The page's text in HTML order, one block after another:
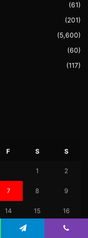
(61)
(201)
(5,600)
(60)
(117)
F S S
1 2
7 8 9
14 15 16
23